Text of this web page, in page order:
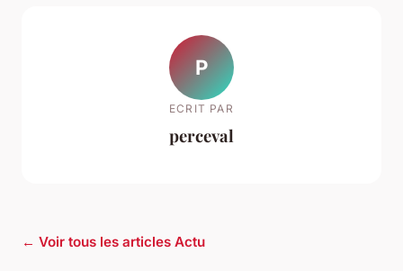
P
ECRIT PAR
perceval
← Voir tous les articles Actu